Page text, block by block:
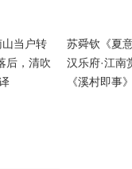
当户转
苏舜钦《夏
后，清吹
汉乐府·江南
《溪村即事